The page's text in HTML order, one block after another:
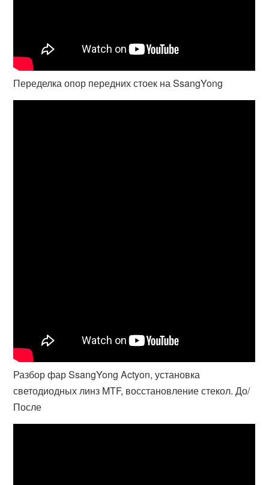
Переделка опор передних стоек на SsangYong
Разбор фар SsangYong Actyon, установка
светодиодных линз MTF, восстановление стекол. До/
После